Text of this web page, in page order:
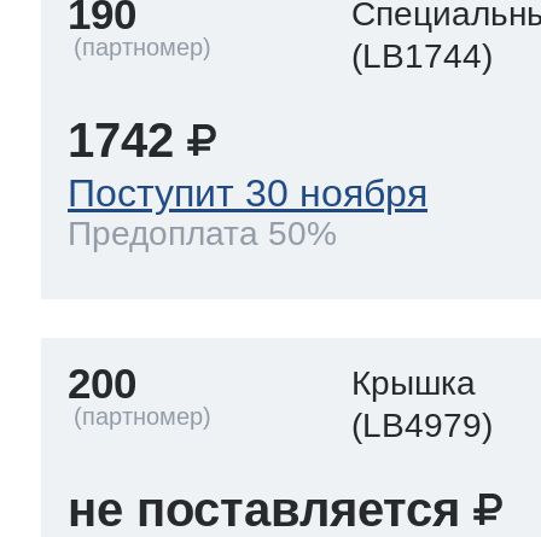
190
(LB1744)
1742
Поступит 30 ноября
Предоплата 50%
200
Крышка
(LB4979)
не поставляется